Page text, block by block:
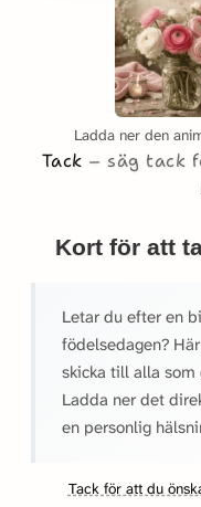
Ladda ner den
Tack
säg tack
Kort för att
Letar du efter en
födelsedagen?
skicka till alla
Ladda ner det
en personlig
Tack för att du